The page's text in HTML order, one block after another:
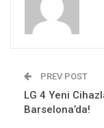
PREV POST
LG 4 Yeni
Barselona’da!